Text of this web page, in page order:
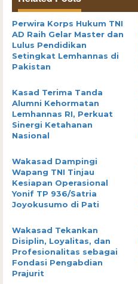
Perwira Korps Hukum TNI
AD Raih Gelar Master dan
Lulus Pendidikan
Setingkat Lemhannas di
Pakistan
Kasad Terima Tanda
Alumni Kehormatan
Lemhannas RI, Perkuat
Sinergi Ketahanan
Nasional
Wakasad Dampingi
Wapang TNI Tinjau
Kesiapan Operasional
Yonif TP 936/Satria
Joyokusumo di Pati
Wakasad Tekankan
Disiplin, Loyalitas, dan
Profesionalitas sebagai
Fondasi Pengabdian
Prajurit